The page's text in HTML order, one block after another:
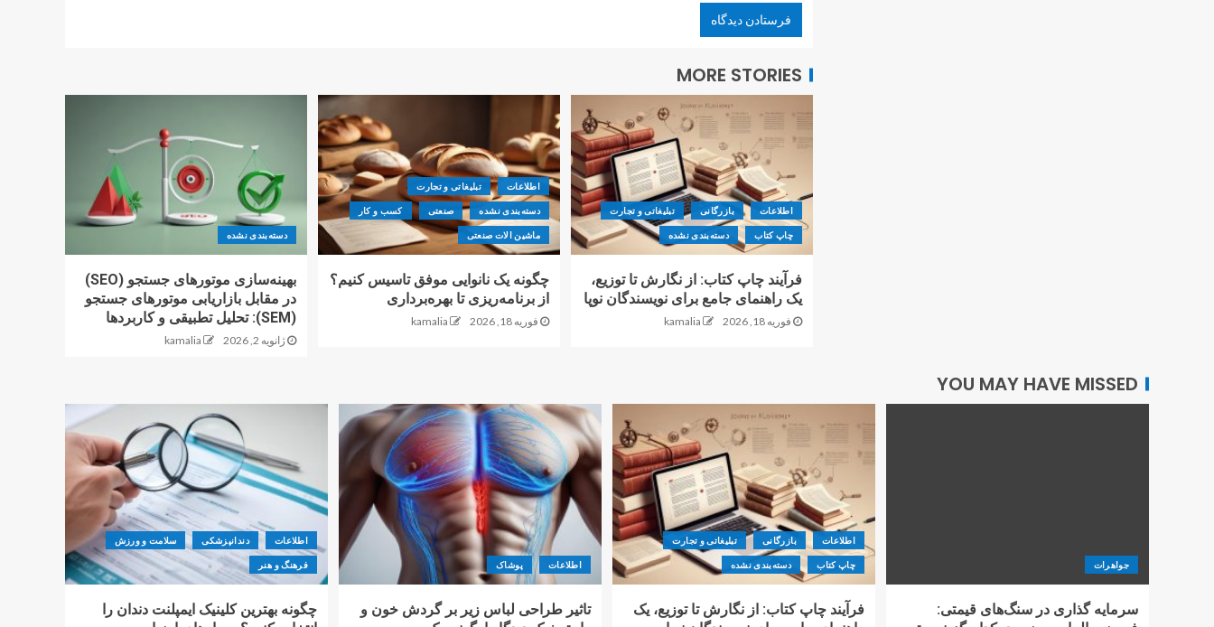
MORE STORIES
اطلاعات بازرگانی تبلیغاتی و تجارت
چاپ کتاب دسته‌بندی نشده
فرآیند چاپ کتاب: از نگارش تا توزیع،
یک راهنمای جامع برای نویسندگان نوپا
فوریه 18, 2026 kamalia
اطلاعات تبلیغاتی و تجارت
دسته‌بندی نشده صنعتی کسب و کار
ماشین الات صنعتی
چگونه یک نانوایی موفق تاسیس کنیم؟
از برنامه‌ریزی تا بهره‌برداری
فوریه 18, 2026 kamalia
دسته‌بندی نشده
بهینه‌سازی موتورهای جستجو (SEO)
در مقابل بازاریابی موتورهای جستجو
(SEM): تحلیل تطبیقی و کاربردها
ژانویه 2, 2026 kamalia
YOU MAY HAVE MISSED
جواهرات
سرمایه گذاری در سنگ‌های قیمتی:
اطلاعات بازرگانی تبلیغاتی و تجارت
چاپ کتاب دسته‌بندی نشده
فرآیند چاپ کتاب: از نگارش تا توزیع، یک
اطلاعات پوشاک
تاثیر طراحی لباس زیر بر گردش خون و
اطلاعات دندانپزشکی سلامت و ورزش
فرهنگ و هنر
چگونه بهترین کلینیک ایمپلنت دندان را